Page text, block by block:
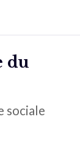
du
sociale